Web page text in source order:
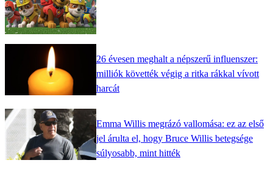
26 évesen meghalt a népszerű influenszer:
milliók követték végig a ritka rákkal vívott
harcát
Emma Willis megrázó vallomása: ez az első
jel árulta el, hogy Bruce Willis betegsége
súlyosabb, mint hitték